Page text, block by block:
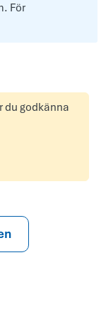
För
du godkänna